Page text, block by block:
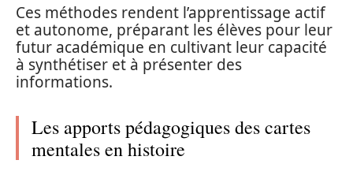
Ces méthodes rendent l’apprentissage actif
et autonome, préparant les élèves pour leur
futur académique en cultivant leur capacité
à synthétiser et à présenter des
informations.
Les apports pédagogiques des cartes
mentales en histoire